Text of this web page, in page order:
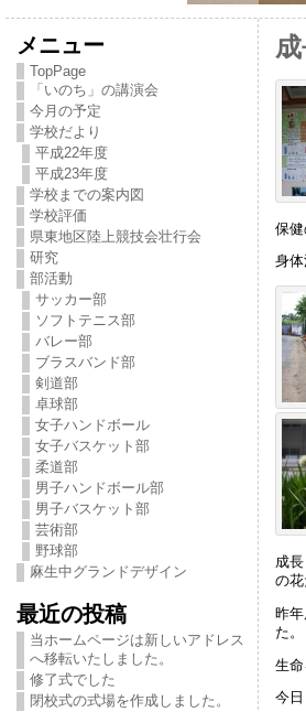
メニュー
TopPage
「いのち」の講演会
今月の予定
学校だより
平成22年度
平成23年度
学校までの案内図
学校評価
県東地区陸上競技会壮行会
研究
部活動
サッカー部
ソフトテニス部
バレー部
ブラスバンド部
剣道部
卓球部
女子ハンドボール
女子バスケット部
柔道部
男子ハンドボール部
男子バスケット部
芸術部
野球部
麻生中グランドデザイン
最近の投稿
当ホームページは新しいアドレス
へ移転いたしました。
修了式でした
閉校式の式場を作成しました。
保
身
成
の
昨
た。
生
今日